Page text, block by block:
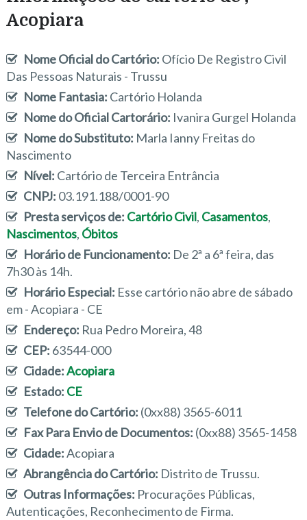
Acopiara
Nome Oficial do Cartório: Ofício De Registro Civil
Das Pessoas Naturais - Trussu
Nome Fantasia: Cartório Holanda
Nome do Oficial Cartorário: Ivanira Gurgel Holanda
Nome do Substituto: Marla Ianny Freitas do
Nascimento
Nível: Cartório de Terceira Entrância
CNPJ: 03.191.188/0001-90
Presta serviços de: Cartório Civil, Casamentos,
Nascimentos, Óbitos
Horário de Funcionamento: De 2ª a 6ª feira, das
7h30 às 14h.
Horário Especial: Esse cartório não abre de sábado
em - Acopiara - CE
Endereço: Rua Pedro Moreira, 48
CEP: 63544-000
Cidade:Acopiara
Estado: CE
Telefone do Cartório: (0xx88) 3565-6011
Fax Para Envio de Documentos: (0xx88) 3565-1458
Cidade:Acopiara
Abrangência do Cartório: Distrito de Trussu.
Outras Informações: Procurações Públicas,
Autenticações, Reconhecimento de Firma.